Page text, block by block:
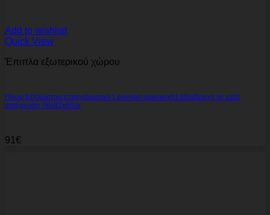
Add to wishlist
Quick View
Έπιπλα εξωτερικού χώρου
Πουφ ξαπλώστρα επαγγελματικό Leverian pakoworld αδιάβροχο σε μπεζ
απόχρωση 76x82x65εκ
91 €